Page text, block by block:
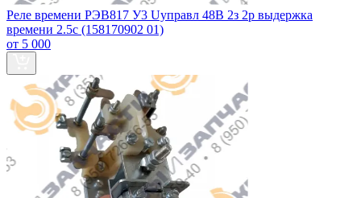
Реле времени РЭВ817 У3 Uуправл 48В 2з 2р выдержка
времени 2.5с (158170902 01)
от 5 000